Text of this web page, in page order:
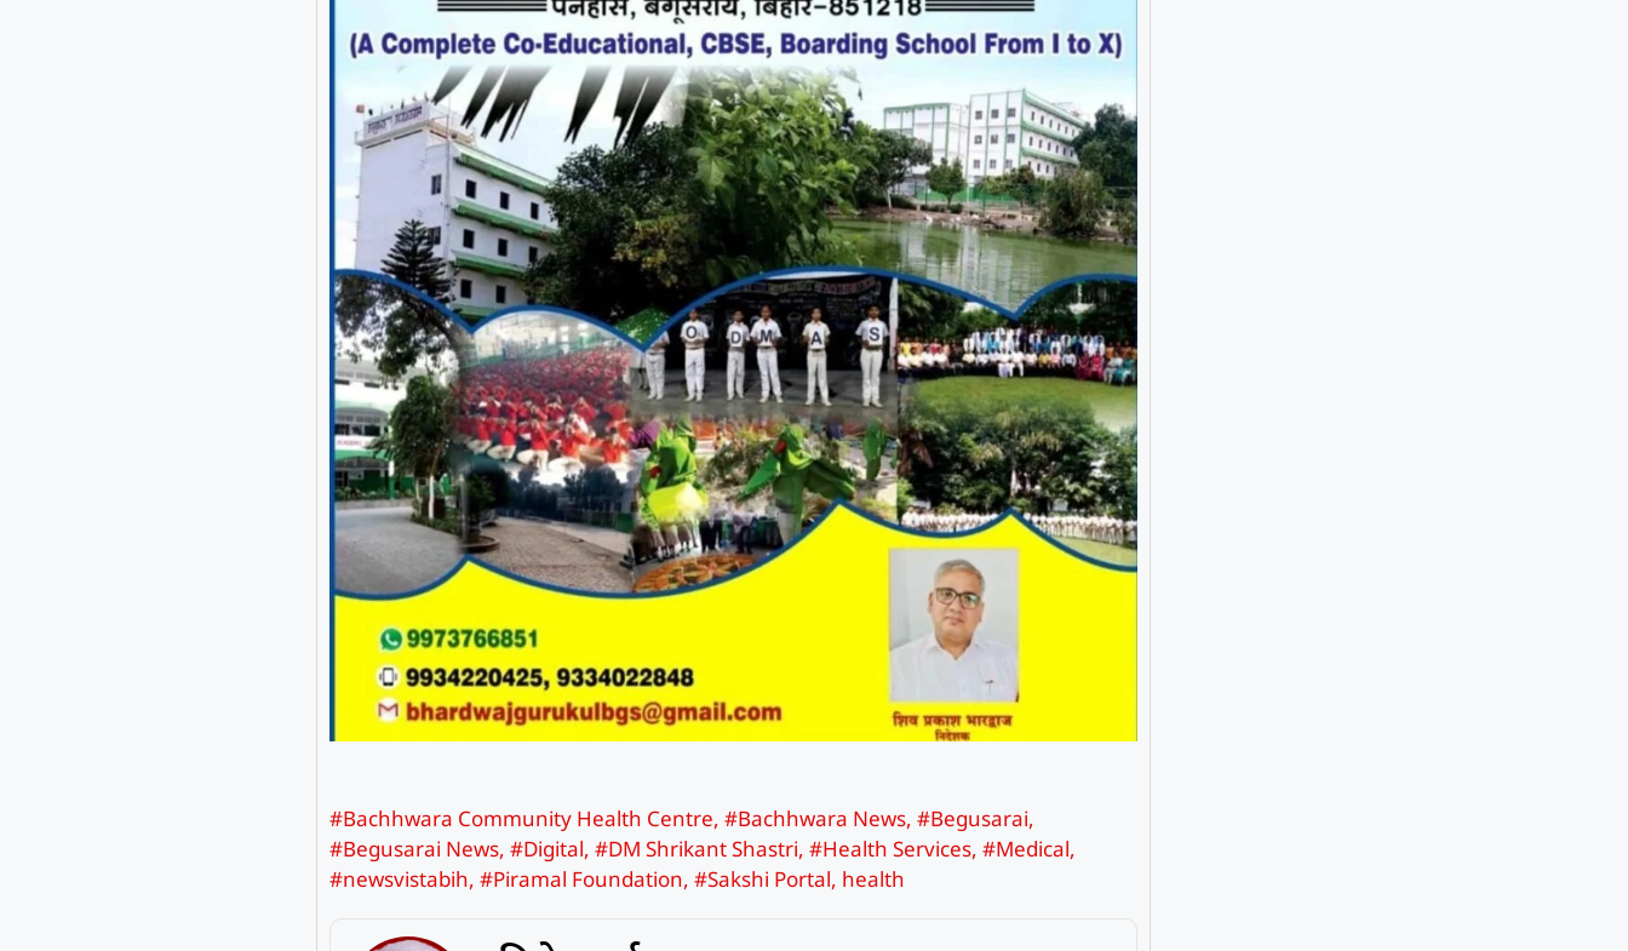
#Bachhwara Community Health Centre,#Bachhwara News,#Begusarai,
#Begusarai News,#Digital,#DM Shrikant Shastri,#Health Services,#Medical,
#newsvistabih,#Piramal Foundation,#Sakshi Portal, health